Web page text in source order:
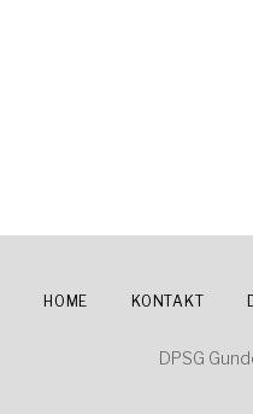
HOME KONTAKT
DPSG